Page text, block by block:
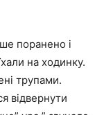
поранено і
на ходинку.
трупами.
відвернути